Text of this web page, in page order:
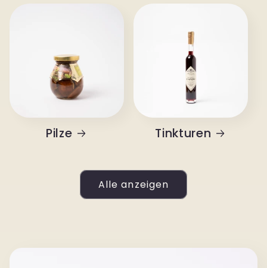
Pilze Tinkturen
Alle anzeigen